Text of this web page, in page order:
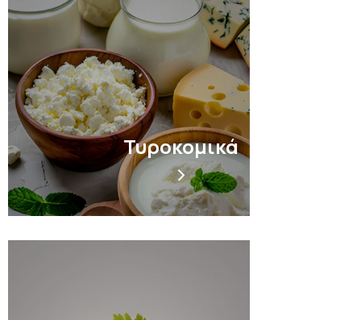
Τυροκομικά